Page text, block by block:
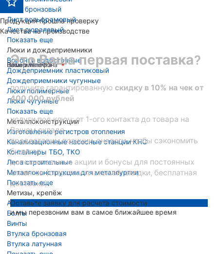
Лист бронзовый
Лист вольфрамовый
Лист дюралевый
Показать еще
Люки и дождеприемники
Воронки водосточные
Дождеприемник пластиковый
Дождеприемники чугунные
Люки полимерные
Люки чугунные
Показать еще
Металлоконструкции
Изготовление регистров отопления
Канализационные насосные станции КНС
Контейнеры ТБО, ТКО
Леса строительные
Металлоконструкции для металлургии
Показать еще
Метизы, крепёж
Анкера
Болты
Винты
Втулка бронзовая
Втулка латунная
Продукция прошла проверку
Качества на производстве
Это Ваша первая поставка?
получите гарантированную скидку в 10% на чек от
400 000 рублей
услуги под ключ: от 1-ого контакта до товара на
Вашем складе
предоставим позиции-аналоги, чтобы сэкономить
бюджет
дополнительные акции и бонусы для постоянных
клиентов (отсрочки платежей, скидки, бесплатная
доставка)
Оставьте заявку для расчета стоимости
и мы перезвоним вам в самое ближайшее время
Ваше имя
Номер телефона
Ваша эл. почта